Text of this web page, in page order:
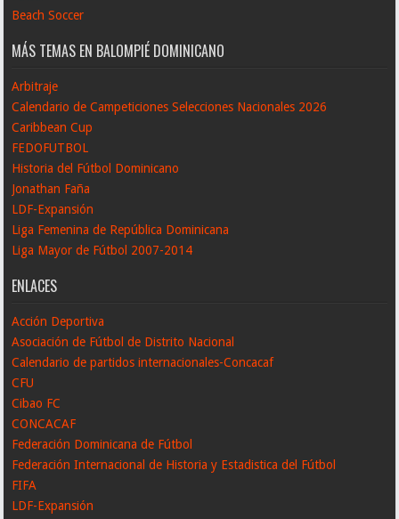
Beach Soccer
MÁS TEMAS EN BALOMPIÉ DOMINICANO
Arbitraje
Calendario de Campeticiones Selecciones Nacionales 2026
Caribbean Cup
FEDOFUTBOL
Historia del Fútbol Dominicano
Jonathan Faña
LDF-Expansión
Liga Femenina de República Dominicana
Liga Mayor de Fútbol 2007-2014
ENLACES
Acción Deportiva
Asociación de Fútbol de Distrito Nacional
Calendario de partidos internacionales-Concacaf
CFU
Cibao FC
CONCACAF
Federación Dominicana de Fútbol
Federación Internacional de Historia y Estadistica del Fútbol
FIFA
LDF-Expansión